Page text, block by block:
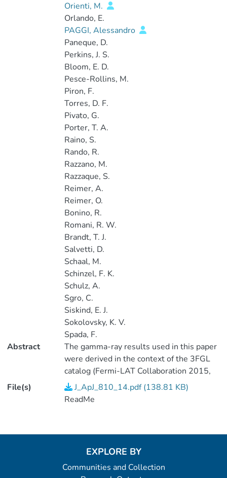
Orienti, M.
Orlando, E.
PAGGI, Alessandro
Paneque, D.
Perkins, J. S.
Bloom, E. D.
Pesce-Rollins, M.
Piron, F.
Torres, D. F.
Pivato, G.
Porter, T. A.
Raino, S.
Rando, R.
Razzano, M.
Razzaque, S.
Reimer, A.
Reimer, O.
Bonino, R.
Romani, R. W.
Brandt, T. J.
Salvetti, D.
Schaal, M.
Schinzel, F. K.
Schulz, A.
Sgro, C.
Siskind, E. J.
Sokolovsky, K. V.
Spada, F.
Abstract
The gamma-ray results used in this paper
were derived in the context of the 3FGL
catalog (Fermi-LAT Collaboration 2015,
J/ApJS/218/23). No additional analysis of
the gamma-ray data was performed in the
the broadband SED fitting. The data were
mission, from 2008 August 4 to 2012 July
31 (MJD 54682 to 56139). <P />Using
File(s)
J_ApJ_810_14.pdf (138.81 KB)
ReadMe
EXPLORE BY
Communities and Collection